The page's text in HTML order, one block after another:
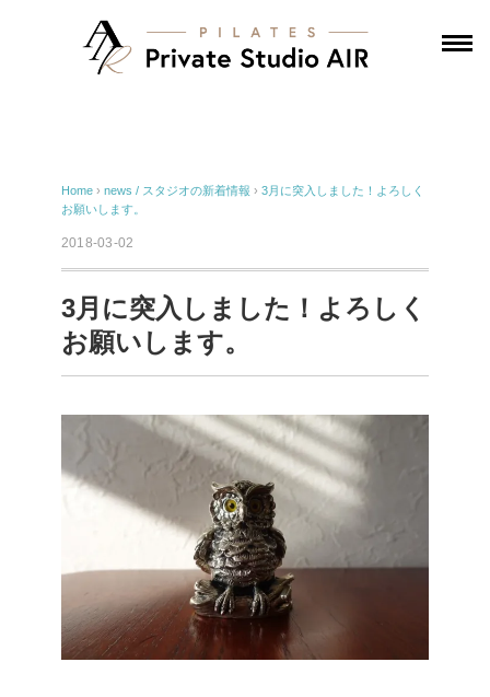
Home › news / スタジオの新着情報 › 3月に突入しました！よろしく
お願いします。
2018-03-02
3月に突入しました！よろしく
お願いします。